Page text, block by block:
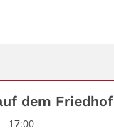
2026
dem Friedhof
17:00